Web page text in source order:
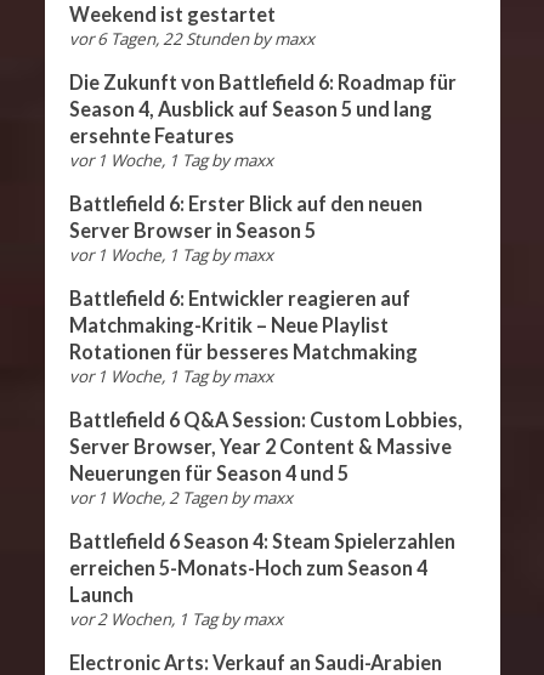
Weekend ist gestartet
vor 6 Tagen, 22 Stunden bymaxx
Die Zukunft von Battlefield 6: Roadmap für
Season 4, Ausblick auf Season 5 und lang
ersehnte Features
vor 1 Woche, 1 Tag bymaxx
Battlefield 6: Erster Blick auf den neuen
Server Browser in Season 5
vor 1 Woche, 1 Tag bymaxx
Battlefield 6: Entwickler reagieren auf
Matchmaking-Kritik – Neue Playlist
Rotationen für besseres Matchmaking
vor 1 Woche, 1 Tag bymaxx
Battlefield 6 Q&A Session: Custom Lobbies,
Server Browser, Year 2 Content & Massive
Neuerungen für Season 4 und 5
vor 1 Woche, 2 Tagen bymaxx
Battlefield 6 Season 4: Steam Spielerzahlen
erreichen 5-Monats-Hoch zum Season 4
Launch
vor 2 Wochen, 1 Tag bymaxx
Electronic Arts: Verkauf an Saudi-Arabien